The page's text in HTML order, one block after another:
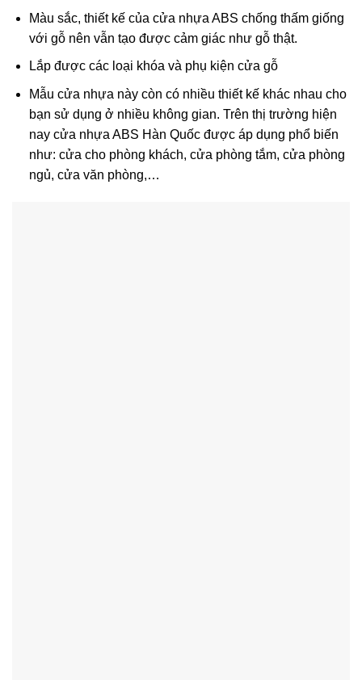
Màu sắc, thiết kế của cửa nhựa ABS chống thấm giống
với gỗ nên vẫn tạo được cảm giác như gỗ thật.
Lắp được các loại khóa và phụ kiện cửa gỗ
Mẫu cửa nhựa này còn có nhiều thiết kế khác nhau cho
bạn sử dụng ở nhiều không gian. Trên thị trường hiện
nay cửa nhựa ABS Hàn Quốc được áp dụng phổ biến
như: cửa cho phòng khách, cửa phòng tắm, cửa phòng
ngủ, cửa văn phòng,…